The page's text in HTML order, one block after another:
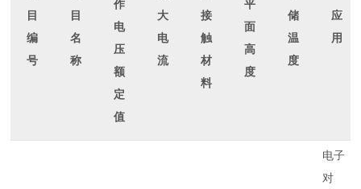
目
编
号
目
名
称
作
电
压
额
定
值
大
电
流
接
触
材
料
平
面
高
度
储
温
度
应
用
电子
对